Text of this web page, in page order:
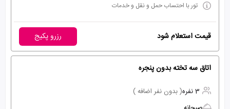
تور با احتساب حمل و نقل و خدمات
قیمت استعلام شود رزرو پکیج
اتاق سه تخته بدون پنجره
3 نفره
( بدون نفر اضافه )